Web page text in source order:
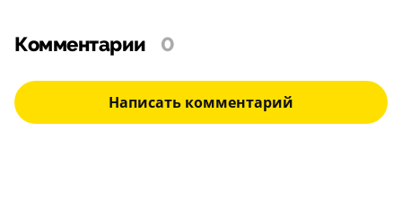
Комментарии 0
Написать комментарий